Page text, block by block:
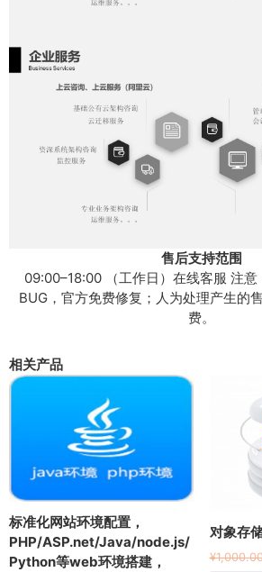
售后支持范围
09:00–18:00 （工作日）在线客服 注
BUG，官方免费修复；人为处理产生的
费。
相关产品
标准化网站环境配置，
PHP/ASP.net/Java/node.js/
Python等web环境搭建，
对象存
¥